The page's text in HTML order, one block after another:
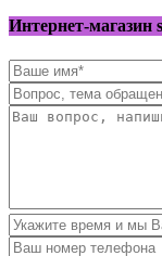
Интернет-магазин